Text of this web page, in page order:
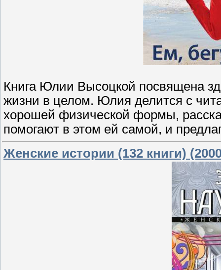
Книга Юлии Высоцкой посвящена
жизни в целом. Юлия делится с
хорошей физической формы,
помогают в этом ей самой, и
Женские истории (132 книги)